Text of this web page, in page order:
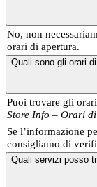
No, non
orari di apertura.
Quali sono gli orari
Puoi trovare gli
Store Info – Orari
Se l’informazione
consigliamo di
Quali servizi posso